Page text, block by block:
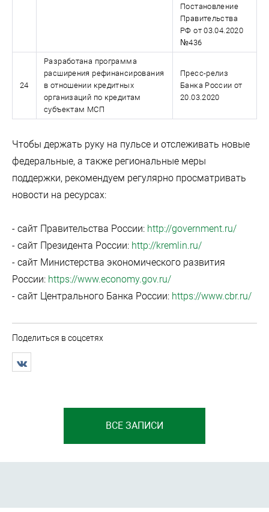
Постановление
Правительства
РФ от 03.04.2020
№436
24
Разработана программа
расширения рефинансирования
в отношении кредитных
организаций по кредитам
субъектам МСП
Пресс-релиз
Банка России от
20.03.2020
Чтобы держать руку на пульсе и отслеживать новые
федеральные, а также региональные меры
поддержки, рекомендуем регулярно просматривать
новости на ресурсах:
- сайт Правительства России: http://government.ru/
- сайт Президента России: http://kremlin.ru/
- сайт Министерства экономического развития
России: https://www.economy.gov.ru/
- сайт Центрального Банка России: https://www.cbr.ru/
Поделиться в соцсетях
ВСЕ ЗАПИСИ